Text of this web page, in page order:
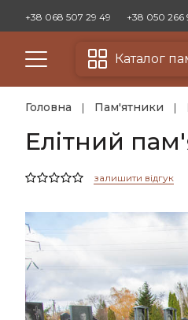
+38 068 507 29 49 +38 050 266
Каталог
Головна Пам'ятники
Елітний
залишити відгук